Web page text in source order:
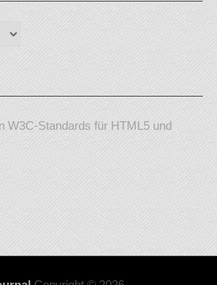
W3C-Standards für HTML5 und